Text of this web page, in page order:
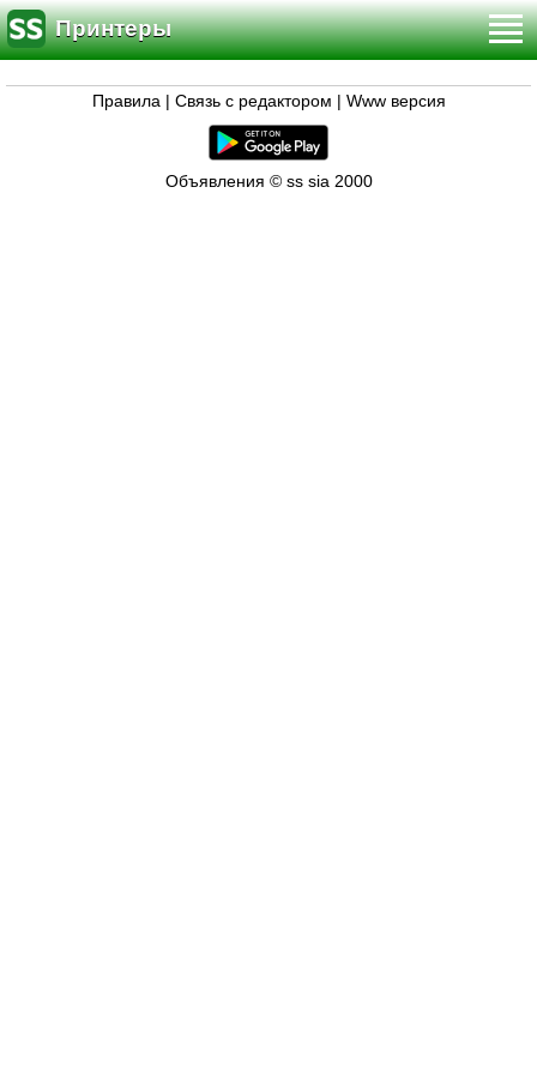
Принтеры
Правила Связь с редактором Www версия
Объявления © ss sia 2000